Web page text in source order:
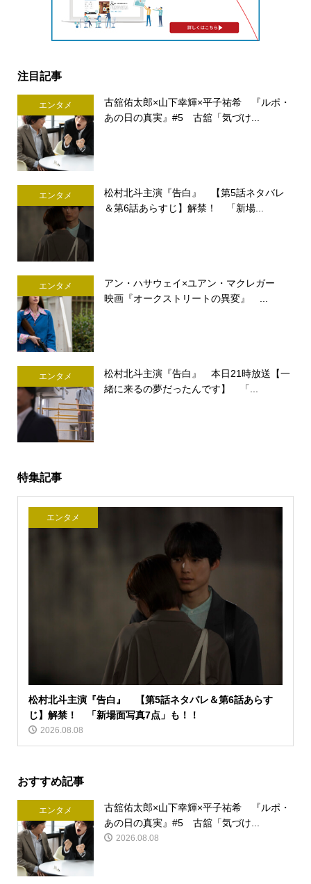
注目記事
エンタメ
古舘佑太郎×山下幸輝×平子祐希 『ルポ・
あの日の真実』#5 古舘「気づけ...
エンタメ
松村北斗主演『告白』 【第5話ネタバレ
＆第6話あらすじ】解禁！ 「新場...
エンタメ
アン・ハサウェイ×ユアン・マクレガー
映画『オークストリートの異変』 ...
エンタメ
松村北斗主演『告白』 本日21時放送【一
緒に来るの夢だったんです】 「...
特集記事
エンタメ
松村北斗主演『告白』 【第5話ネタバレ＆第6話あらす
じ】解禁！ 「新場面写真7点」も！！
2026.08.08
おすすめ記事
エンタメ
古舘佑太郎×山下幸輝×平子祐希 『ルポ・
あの日の真実』#5 古舘「気づけ...
2026.08.08